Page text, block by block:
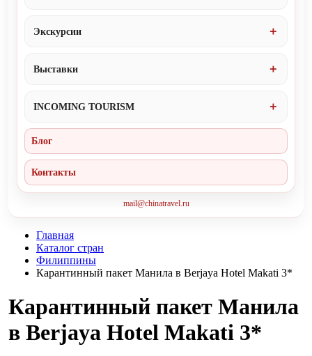
Экскурсии
Выставки
INCOMING TOURISM
Блог
Контакты
mail@chinatravel.ru
Главная
Каталог стран
Филиппины
Карантинный пакет Манила в Berjaya Hotel Makati 3*
Карантинный пакет Манила
в Berjaya Hotel Makati 3*